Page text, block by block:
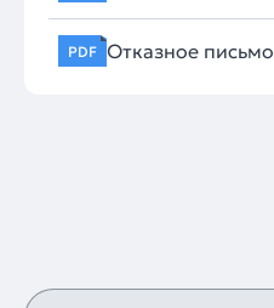
PDF Отказное письмо